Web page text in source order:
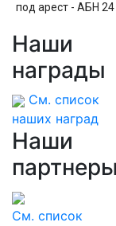
под арест - АБН 24
Наши
награды
См. список
наших наград
Наши
партнеры
См. список